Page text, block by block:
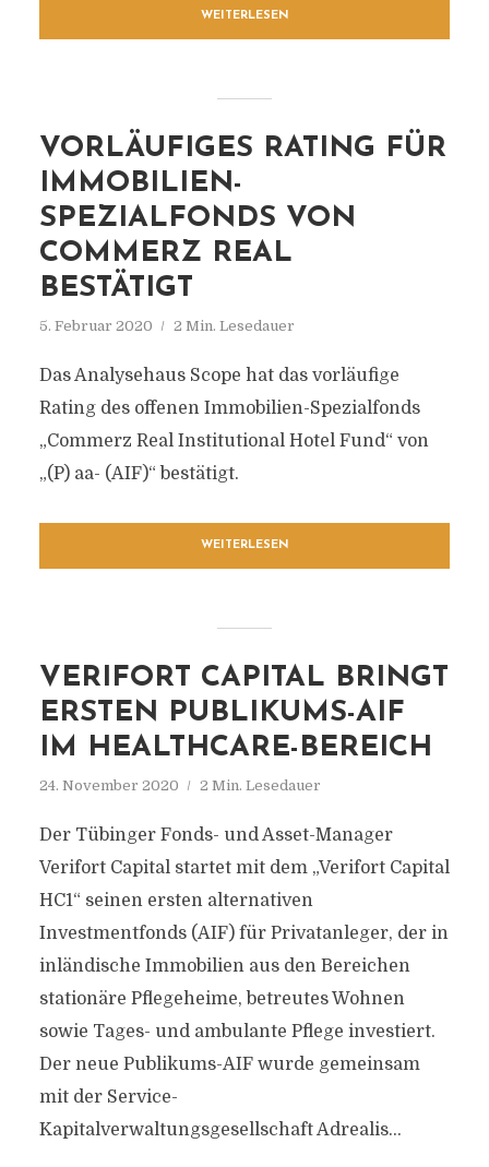
WEITERLESEN
VORLÄUFIGES RATING FÜR
IMMOBILIEN-
SPEZIALFONDS VON
COMMERZ REAL
BESTÄTIGT
5. Februar 2020 2 Min. Lesedauer
Das Analysehaus Scope hat das vorläufige
Rating des offenen Immobilien-Spezialfonds
„Commerz Real Institutional Hotel Fund“ von
„(P) aa- (AIF)“ bestätigt.
WEITERLESEN
VERIFORT CAPITAL BRINGT
ERSTEN PUBLIKUMS-AIF
IM HEALTHCARE-BEREICH
24. November 2020 2 Min. Lesedauer
Der Tübinger Fonds- und Asset-Manager
Verifort Capital startet mit dem „Verifort Capital
HC1“ seinen ersten alternativen
Investmentfonds (AIF) für Privatanleger, der in
inländische Immobilien aus den Bereichen
stationäre Pflegeheime, betreutes Wohnen
sowie Tages- und ambulante Pflege investiert.
Der neue Publikums-AIF wurde gemeinsam
mit der Service-
Kapitalverwaltungsgesellschaft Adrealis...